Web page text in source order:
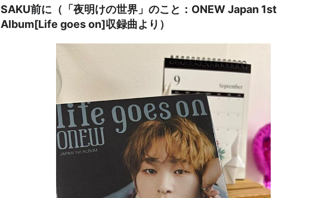
SAKU前に（「夜明けの世界」のこと：ONEW Japan 1st
Album[Life goes on]収録曲より）